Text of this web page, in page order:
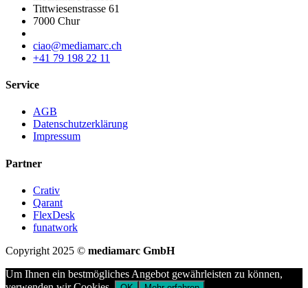
Tittwiesenstrasse 61
7000 Chur
ciao@mediamarc.ch
+41 79 198 22 11
Service
AGB
Datenschutzerklärung
Impressum
Partner
Crativ
Qarant
FlexDesk
funatwork
Copyright 2025 © mediamarc GmbH
Um Ihnen ein bestmögliches Angebot gewährleisten zu können,